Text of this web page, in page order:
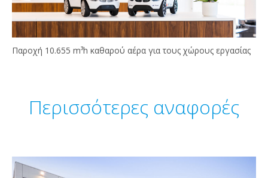
Παροχή 10.655 m³h καθαρού αέρα για τους χώρους εργασίας
Περισσότερες αναφορές